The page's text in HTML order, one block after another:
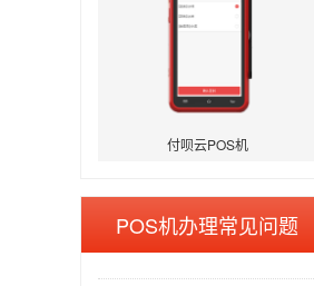
付呗云POS机
POS机办理常见问题